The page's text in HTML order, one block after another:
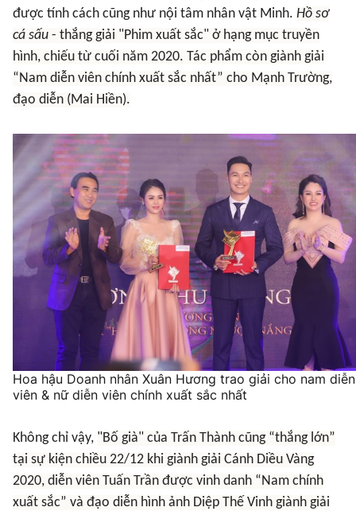
được tính cách cũng như nội tâm nhân vật Minh. Hồ sơ
cá sấu - thắng giải "Phim xuất sắc" ở hạng mục truyền
hình, chiếu từ cuối năm 2020. Tác phẩm còn giành giải
“Nam diễn viên chính xuất sắc nhất” cho Mạnh Trường,
đạo diễn (Mai Hiền).
Hoa hậu Doanh nhân Xuân Hương trao giải cho nam diễn
viên & nữ diễn viên chính xuất sắc nhất
Không chỉ vậy, "Bố già" của Trấn Thành cũng “thắng lớn”
tại sự kiện chiều 22/12 khi giành giải Cánh Diều Vàng
2020, diễn viên Tuấn Trần được vinh danh “Nam chính
xuất sắc” và đạo diễn hình ảnh Diệp Thế Vinh giành giải